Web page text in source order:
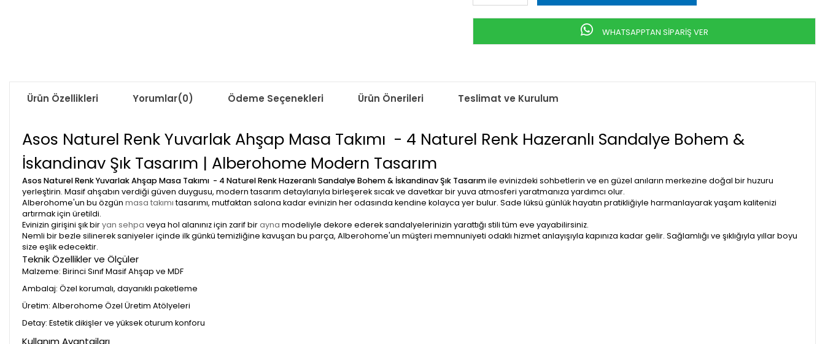
WHATSAPPTAN SİPARİŞ VER
Ürün Özellikleri Yorumlar(0) Ödeme Seçenekleri Ürün Önerileri Teslimat ve Kurulum
Asos Naturel Renk Yuvarlak Ahşap Masa Takımı - 4 Naturel Renk Hazeranlı Sandalye Bohem &
İskandinav Şık Tasarım | Alberohome Modern Tasarım
Asos Naturel Renk Yuvarlak Ahşap Masa Takımı - 4 Naturel Renk Hazeranlı Sandalye Bohem & İskandinav Şık Tasarımile evinizdeki sohbetlerin ve en güzel anıların merkezine doğal bir huzuru
yerleştirin. Masif ahşabın verdiği güven duygusu, modern tasarım detaylarıyla birleşerek sıcak ve davetkar bir yuva atmosferi yaratmanıza yardımcı olur.
Alberohome'un bu özgün masa takımıtasarımı, mutfaktan salona kadar evinizin her odasında kendine kolayca yer bulur. Sade lüksü günlük hayatın pratikliğiyle harmanlayarak yaşam kalitenizi
artırmak için üretildi.
Evinizin girişini şık biryan sehpa veya hol alanınız için zarif birayna modeliyle dekore ederek sandalyelerinizin yarattığı stili tüm eve yayabilirsiniz.
Nemli bir bezle silinerek saniyeler içinde ilk günkü temizliğine kavuşan bu parça, Alberohome'un müşteri memnuniyeti odaklı hizmet anlayışıyla kapınıza kadar gelir. Sağlamlığı ve şıklığıyla yıllar boyu
size eşlik edecektir.
Teknik Özellikler ve Ölçüler
Malzeme: Birinci Sınıf Masif Ahşap ve MDF
Ambalaj: Özel korumalı, dayanıklı paketleme
Üretim: Alberohome Özel Üretim Atölyeleri
Detay: Estetik dikişler ve yüksek oturum konforu
Kullanım Avantajları